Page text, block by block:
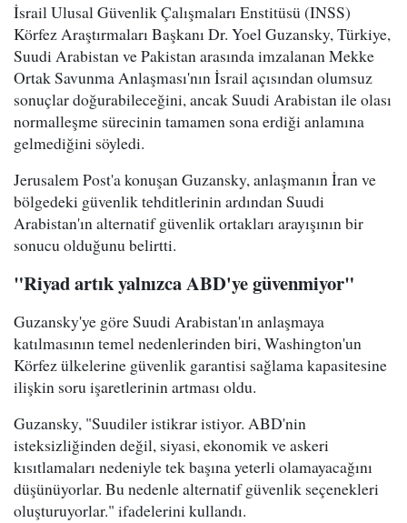
İsrail Ulusal Güvenlik Çalışmaları Enstitüsü (INSS)
Körfez Araştırmaları Başkanı Dr. Yoel Guzansky, Türkiye,
Suudi Arabistan ve Pakistan arasında imzalanan Mekke
Ortak Savunma Anlaşması'nın İsrail açısından olumsuz
sonuçlar doğurabileceğini, ancak Suudi Arabistan ile olası
normalleşme sürecinin tamamen sona erdiği anlamına
gelmediğini söyledi.
Jerusalem Post'a konuşan Guzansky, anlaşmanın İran ve
bölgedeki güvenlik tehditlerinin ardından Suudi
Arabistan'ın alternatif güvenlik ortakları arayışının bir
sonucu olduğunu belirtti.
"Riyad artık yalnızca ABD'ye güvenmiyor"
Guzansky'ye göre Suudi Arabistan'ın anlaşmaya
katılmasının temel nedenlerinden biri, Washington'un
Körfez ülkelerine güvenlik garantisi sağlama kapasitesine
ilişkin soru işaretlerinin artması oldu.
Guzansky, "Suudiler istikrar istiyor. ABD'nin
isteksizliğinden değil, siyasi, ekonomik ve askeri
kısıtlamaları nedeniyle tek başına yeterli olamayacağını
düşünüyorlar. Bu nedenle alternatif güvenlik seçenekleri
oluşturuyorlar." ifadelerini kullandı.